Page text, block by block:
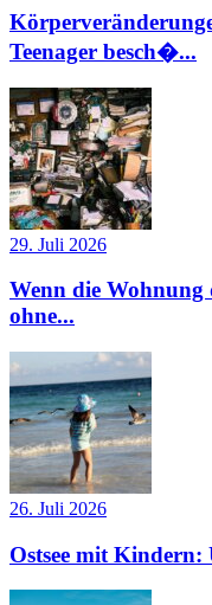
Teenager besch�...
29. Juli 2026
Wenn die
ohne...
26. Juli 2026
Ostsee mit Kindern: